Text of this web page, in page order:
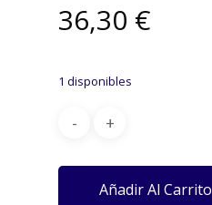
36,30 €
1 disponibles
Añadir Al Carrito